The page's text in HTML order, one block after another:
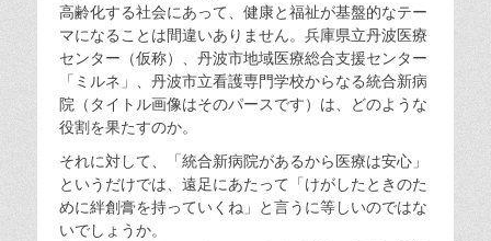
高齢化する社会にあって、健康と福祉が基盤的なテー
マになることは間違いありません。兵庫県立丹波医療
センター（仮称）、丹波市地域医療総合支援センター
「ミルネ」、丹波市立看護専門学校からなる統合新病
院（タイトル画像はそのパースです）は、どのような
役割を果たすのか。
それに対して、「統合新病院があるから医療は安心」
というだけでは、遠足にあたって「けがしたときのた
めに絆創膏を持っていくね」と言うに等しいのではな
いでしょうか。